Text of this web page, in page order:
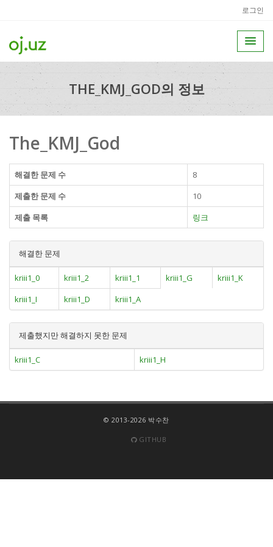
로그인
THE_KMJ_GOD의 정보
The_KMJ_God
해결한 문제 수
8
제출한 문제 수
10
제출 목록
링크
해결한 문제
kriii1_0 kriii1_2 kriii1_1 kriii1_G
kriii1_K
kriii1_I
kriii1_D kriii1_A
제출했지만 해결하지 못한 문제
kriii1_C kriii1_H
© 2013-2026 박수찬
GITHUB